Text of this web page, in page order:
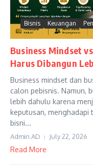
Bisnis Keuangan
Business Mindset
Harus Dibangun
Business mindset dan
calon pebisnis. Namun,
lebih dahulu karena
keputusan,
bisni...
Admin AD July 22, 2026
Read More